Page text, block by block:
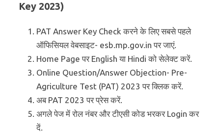
Key 2023)
PAT Answer Key Check करने के लिए सबसे पहले
ऑफिसियल वेबसाइट- esb.mp.gov.in पर जाएं.
Home Page पर English या Hindi को सेलेक्ट करें.
Online Question/Answer Objection- Pre-
Agriculture Test (PAT) 2023 पर क्लिक करें.
अब PAT 2023 पर प्रेस करें.
अगले पेज में रोल नंबर और टीएसी कोड भरकर Login कर
दें.